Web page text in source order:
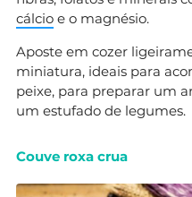
cálcio e o magnésio.
Aposte em cozer
miniatura, ideais para
peixe, para preparar um
um estufado de legumes.
Couve roxa crua